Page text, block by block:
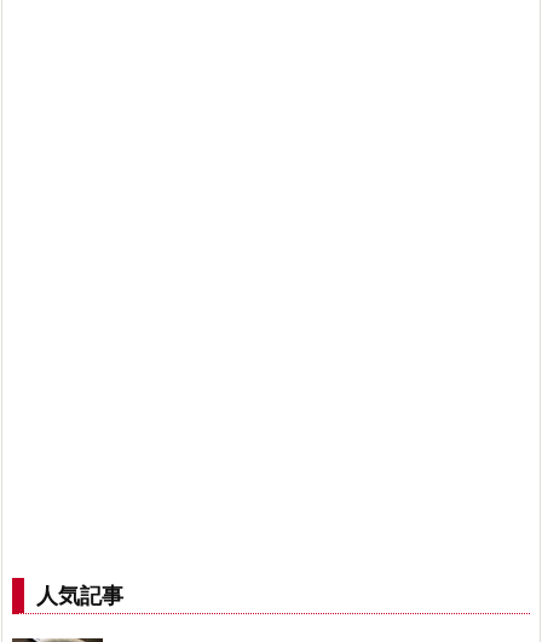
人気記事